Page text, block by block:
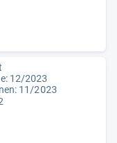
12/2023
11/2023